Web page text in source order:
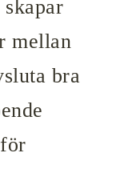
mellan
bra